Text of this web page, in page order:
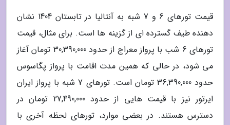
قیمت تورهای 6 و 7 شبه به آنتالیا در تابستان 1404 نشان
دهنده طیف گسترده ای از گزینه ها است. برای مثال، قیمت
تورهای 6 شب با پرواز معراج از حدود 30,390,000 تومان آغاز
می شود، در حالی که همین مدت اقامت با پرواز پگاسوس
حدود 36,390,000 تومان است. تورهای 7 شبه با پرواز ایران
ایرتور نیز با قیمت هایی از حدود 27,490,000 تومان در
دسترس هستند. در بعضی موارد، تورهای لحظه آخری با